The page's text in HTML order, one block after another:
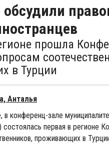
прошла
в Турции
Анталья
в конференц-зале
состоялась первая в регионе
проживающих в